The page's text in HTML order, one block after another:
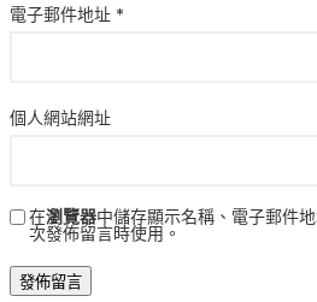
電子郵件地址 *
個人網站網址
在瀏覽器中儲存顯示名稱、電子郵件
次發佈留言時使用。